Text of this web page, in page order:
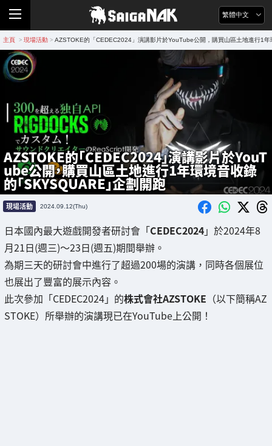
繁體中文
主頁 > 現場活動 > AZSTOKE的「CEDEC2024」演講影片於YouTube公開，購買山區土地進行1
AZSTOKE的「CEDEC2024」演講影片於YouT
ube公開，購買山區土地進行1年環境音收錄
的「SKYSQUARE」企劃開跑
現場活動 2024.09.12(Thu)
日本國內最大遊戲開發者研討會「CEDEC2024」於2024年8
月21日(週三)～23日(週五)期間舉辦。
為期三天的研討會中進行了超過200場的演講，同時各個展位
也展出了豐富的展示內容。
此次參加「CEDEC2024」的株式會社AZSTOKE （以下簡稱AZ
STOKE）所舉辦的演講現已在YouTube上公開！